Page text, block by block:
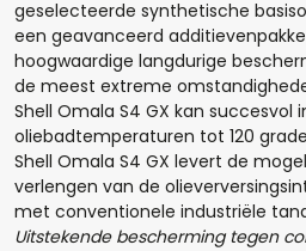
geselecteerde synthetische
een geavanceerd
hoogwaardige langdurige
de meest extreme
Shell Omala S4 GX kan succesvol
oliebadtemperaturen tot 120
Shell Omala S4 GX levert de
verlengen van de
met conventionele industriële
Uitstekende bescherming tegen
Aantal
- +
Opmerkingen: